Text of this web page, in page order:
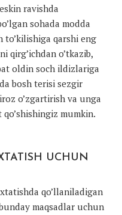
ravishda
sohada modda
to’kilishiga qarshi eng
qirg’ichdan o’tkazib,
oldin soch ildizlariga
bosh terisi sezgir
o’zgartirish va unga
mumkin.
UCHUN
qo’llaniladigan
maqsadlar uchun